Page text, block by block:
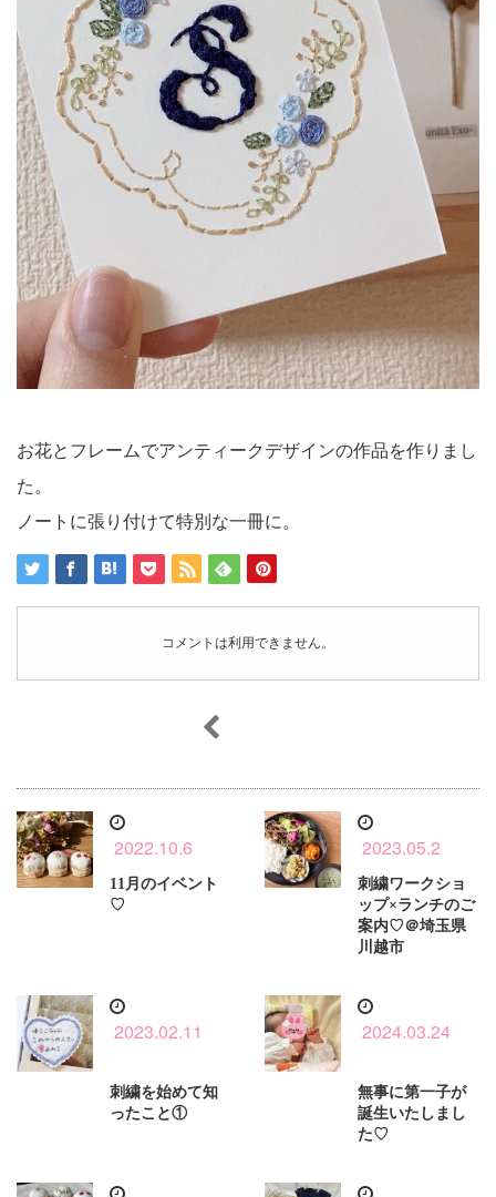
お花とフレームでアンティークデザインの作品を作りまし
た。
ノートに張り付けて特別な一冊に。
コメントは利用できません。
2022.10.6
11月のイベント
♡
2023.05.2
刺繍ワークショ
ップ×ランチのご
案内♡＠埼玉県
川越市
2023.02.11
刺繍を始めて知
ったこと①
2024.03.24
無事に第一子が
誕生いたしまし
た♡